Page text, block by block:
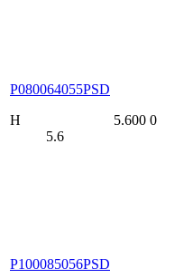
P080064055PSD
H
5.6
5.600 0
P100085056PSD